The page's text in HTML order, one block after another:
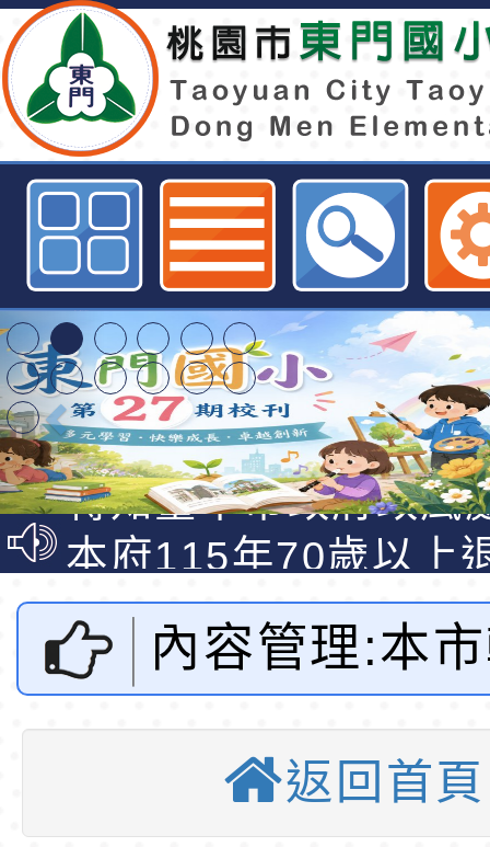
本市轄內之幼教保育機構及國小低
級)，同一班級於一週內有二名以
應停課(托)七日。-桃園市東門國小
特殊教育學生及幼兒
明手冊(修訂版)與學
說明影片
轉知臺中市政府政風
光城市手牽手，綠能
走」動畫影片
本府115年70歲以上
員健康講座「吃得安
心」，請退休同仁踴
清華光罩教學專業論
動時代中的好老師：
教師韌性
轉環境部「淨零綠領
程」
轉農業部桃園區農業
「115年食農教育專
訓練課程」，歡迎已
錄取公告-桃園市桃
民小學115學年度「
東門國小115學年度
內容管理:本
幼教保育機
低年級(一、
返回首頁